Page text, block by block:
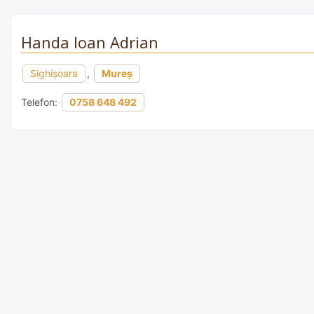
Handa Ioan Adrian
Sighişoara , Mureș
Telefon: 0758 648 492